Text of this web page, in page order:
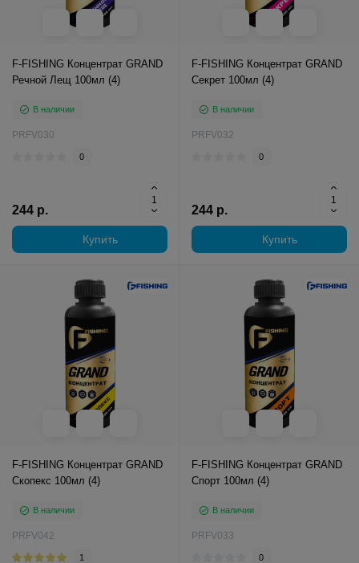
F-FISHING Концентрат GRAND
Речной Лещ 100мл (4)
В наличии
PRFV030
0
244 р.
Купить
F-FISHING Концентрат GRAND
Секрет 100мл (4)
В наличии
PRFV032
0
244 р.
Купить
F-FISHING Концентрат GRAND
Скопекс 100мл (4)
В наличии
PRFV042
1
F-FISHING Концентрат GRAND
Спорт 100мл (4)
В наличии
PRFV033
0